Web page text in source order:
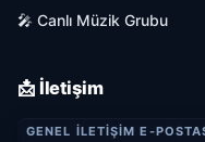
🎤 Canlı Müzik Grubu
📩 İletişim
GENEL İLETIŞIM E-